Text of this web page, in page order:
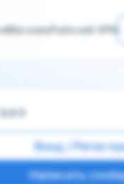
МагазинРабочий VPN
Вход /
Написать